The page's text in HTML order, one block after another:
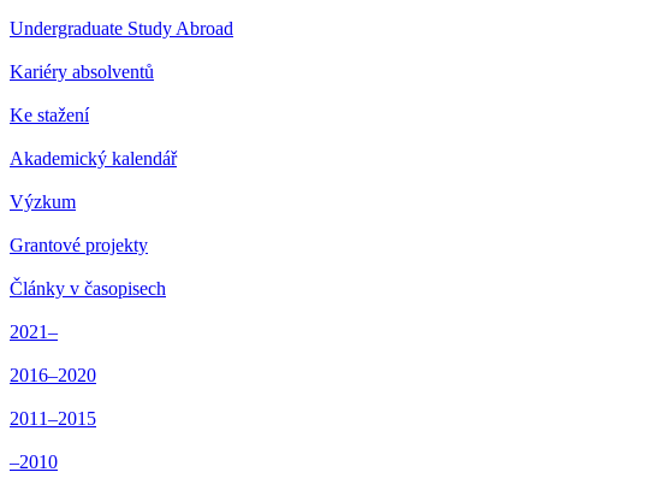
Undergraduate Study Abroad
Kariéry absolventů
Ke stažení
Akademický kalendář
Výzkum
Grantové projekty
Články v časopisech
2021–
2016–2020
2011–2015
–2010